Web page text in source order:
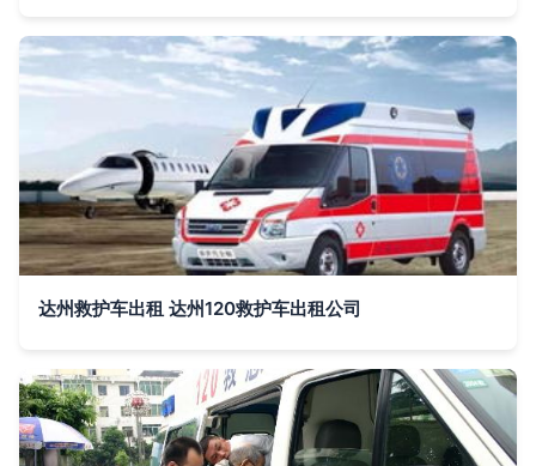
达州救护车出租 达州120救护车出租公司